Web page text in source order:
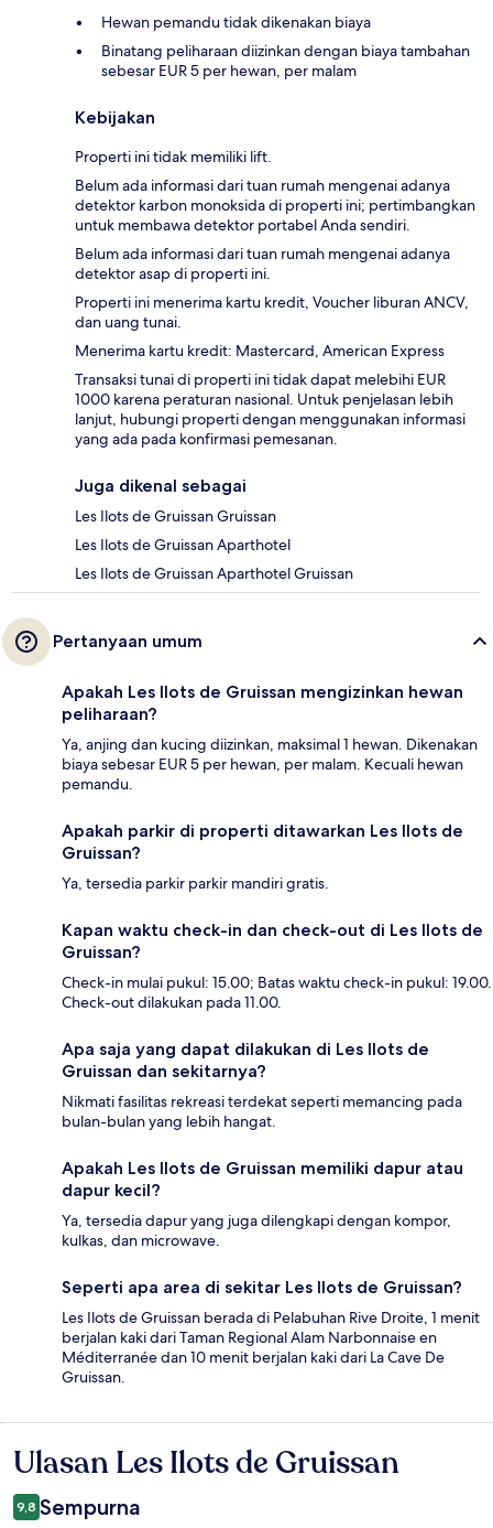
Hewan pemandu tidak dikenakan biaya
Binatang peliharaan diizinkan dengan biaya tambahan
sebesar EUR 5 per hewan, per malam
Kebijakan
Properti ini tidak memiliki lift.
Belum ada informasi dari tuan rumah mengenai adanya
detektor karbon monoksida di properti ini; pertimbangkan
untuk membawa detektor portabel Anda sendiri.
Belum ada informasi dari tuan rumah mengenai adanya
detektor asap di properti ini.
Properti ini menerima kartu kredit, Voucher liburan ANCV,
dan uang tunai.
Menerima kartu kredit: Mastercard, American Express
Transaksi tunai di properti ini tidak dapat melebihi EUR
1000 karena peraturan nasional. Untuk penjelasan lebih
lanjut, hubungi properti dengan menggunakan informasi
yang ada pada konfirmasi pemesanan.
Juga dikenal sebagai
Les Ilots de Gruissan Gruissan
Les Ilots de Gruissan Aparthotel
Les Ilots de Gruissan Aparthotel Gruissan
Pertanyaan umum
Apakah Les Ilots de Gruissan mengizinkan hewan
peliharaan?
Ya, anjing dan kucing diizinkan, maksimal 1 hewan. Dikenakan
biaya sebesar EUR 5 per hewan, per malam. Kecuali hewan
pemandu.
Apakah parkir di properti ditawarkan Les Ilots de
Gruissan?
Ya, tersedia parkir parkir mandiri gratis.
Kapan waktu check-in dan check-out di Les Ilots de
Gruissan?
Check-in mulai pukul: 15.00; Batas waktu check-in pukul: 19.00.
Check-out dilakukan pada 11.00.
Apa saja yang dapat dilakukan di Les Ilots de
Gruissan dan sekitarnya?
Nikmati fasilitas rekreasi terdekat seperti memancing pada
bulan-bulan yang lebih hangat.
Apakah Les Ilots de Gruissan memiliki dapur atau
dapur kecil?
Ya, tersedia dapur yang juga dilengkapi dengan kompor,
kulkas, dan microwave.
Seperti apa area di sekitar Les Ilots de Gruissan?
Les Ilots de Gruissan berada di Pelabuhan Rive Droite, 1 menit
berjalan kaki dari Taman Regional Alam Narbonnaise en
Méditerranée dan 10 menit berjalan kaki dari La Cave De
Gruissan.
Ulasan
Ulasan Les Ilots de Gruissan
9,8 Sempurna